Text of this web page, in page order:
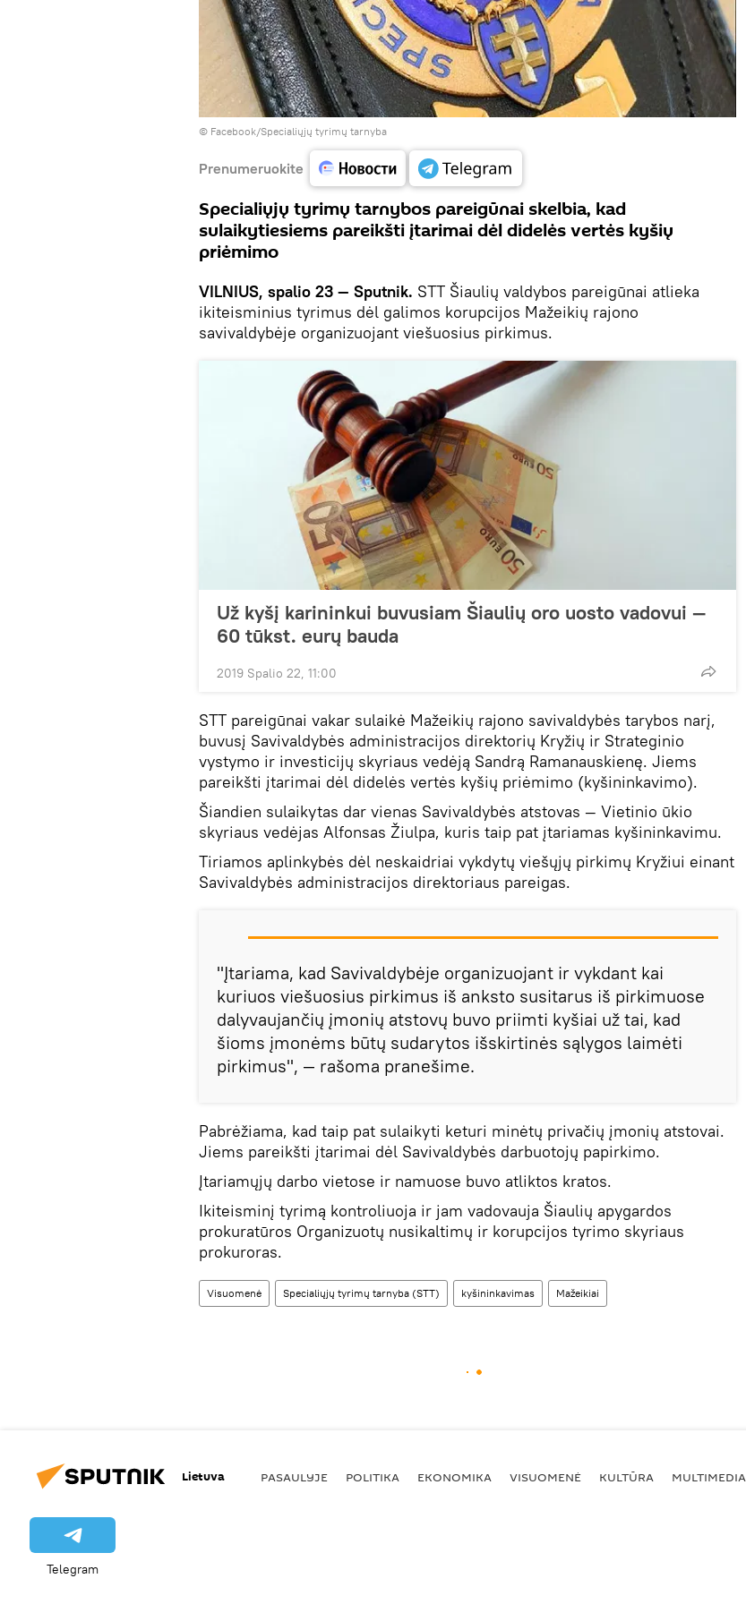
© Facebook/Specialiųjų tyrimų tarnyba
Prenumeruokite
Specialiųjų tyrimų tarnybos pareigūnai skelbia, kad
sulaikytiesiems pareikšti įtarimai dėl didelės vertės kyšių
priėmimo
VILNIUS, spalio 23 — Sputnik. STT Šiaulių valdybos pareigūnai atlieka
ikiteisminius tyrimus dėl galimos korupcijos Mažeikių rajono
savivaldybėje organizuojant viešuosius pirkimus.
Už kyšį karininkui buvusiam Šiaulių oro uosto vadovui —
60 tūkst. eurų bauda
2019 Spalio 22, 11:00
STT pareigūnai vakar sulaikė Mažeikių rajono savivaldybės tarybos narį,
buvusį Savivaldybės administracijos direktorių Kryžių ir Strateginio
vystymo ir investicijų skyriaus vedėją Sandrą Ramanauskienę. Jiems
pareikšti įtarimai dėl didelės vertės kyšių priėmimo (kyšininkavimo).
Šiandien sulaikytas dar vienas Savivaldybės atstovas — Vietinio ūkio
skyriaus vedėjas Alfonsas Žiulpa, kuris taip pat įtariamas kyšininkavimu.
Tiriamos aplinkybės dėl neskaidriai vykdytų viešųjų pirkimų Kryžiui einant
Savivaldybės administracijos direktoriaus pareigas.
"Įtariama, kad Savivaldybėje organizuojant ir vykdant kai
kuriuos viešuosius pirkimus iš anksto susitarus iš pirkimuose
dalyvaujančių įmonių atstovų buvo priimti kyšiai už tai, kad
šioms įmonėms būtų sudarytos išskirtinės sąlygos laimėti
pirkimus", — rašoma pranešime.
Pabrėžiama, kad taip pat sulaikyti keturi minėtų privačių įmonių atstovai.
Jiems pareikšti įtarimai dėl Savivaldybės darbuotojų papirkimo.
Įtariamųjų darbo vietose ir namuose buvo atliktos kratos.
Ikiteisminį tyrimą kontroliuoja ir jam vadovauja Šiaulių apygardos
prokuratūros Organizuotų nusikaltimų ir korupcijos tyrimo skyriaus
prokuroras.
Visuomenė Specialiųjų tyrimų tarnyba (STT) kyšininkavimas Mažeikiai
Lietuva PASAULYJE POLITIKA EKONOMIKA VISUOMENĖ KULTŪRA MULTIMEDIA
Telegram